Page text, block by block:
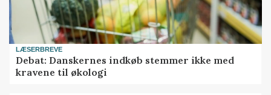
LÆSERBREVE
Debat: Danskernes indkøb stemmer ikke med
kravene til økologi